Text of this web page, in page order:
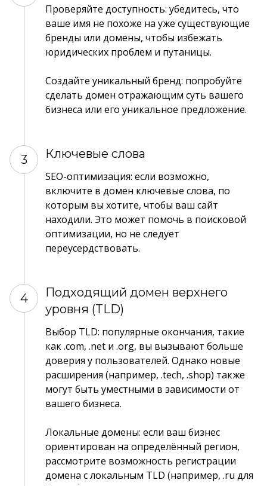
Проверяйте доступность: убедитесь, что
ваше имя не похоже на уже существующие
бренды или домены, чтобы избежать
юридических проблем и путаницы.
Создайте уникальный бренд: попробуйте
сделать домен отражающим суть вашего
бизнеса или его уникальное предложение.
3 Ключевые слова
SEO-оптимизация: если возможно,
включите в домен ключевые слова, по
которым вы хотите, чтобы ваш сайт
находили. Это может помочь в поисковой
оптимизации, но не следует
переусердствовать.
4
Подходящий домен верхнего
уровня (TLD)
Выбор TLD: популярные окончания, такие
как .com, .net и .org, вы вызывают больше
доверия у пользователей. Однако новые
расширения (например, .tech, .shop) также
могут быть уместными в зависимости от
вашего бизнеса.
Локальные домены: если ваш бизнес
ориентирован на определённый регион,
рассмотрите возможность регистрации
домена с локальным TLD (например, .ru для